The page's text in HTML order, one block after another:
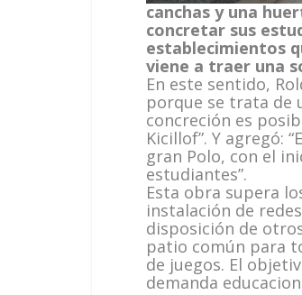
canchas y una
concretar sus
establecimientos
viene a traer una
En este sentido,
porque se trata de
concreción es
Kicillof”. Y agregó:
gran Polo, con el
estudiantes”.
Esta obra supera
instalación de
disposición de
patio común para
de juegos. El
demanda